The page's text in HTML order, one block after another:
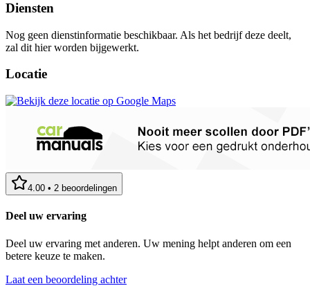
Diensten
Nog geen dienstinformatie beschikbaar. Als het bedrijf deze deelt,
zal dit hier worden bijgewerkt.
Locatie
4.00 • 2 beoordelingen
Deel uw ervaring
Deel uw ervaring met anderen. Uw mening helpt anderen om een
betere keuze te maken.
Laat een beoordeling achter